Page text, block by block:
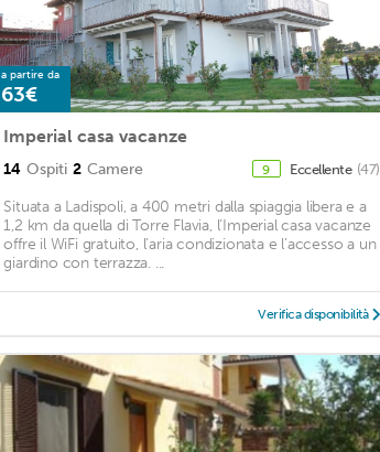
a partire da
63€
Imperial casa vacanze
14 Ospiti 2 Camere 9 Eccellente (47)
Situata a Ladispoli, a 400 metri dalla spiaggia libera e a
1,2 km da quella di Torre Flavia, l’Imperial casa vacanze
offre il WiFi gratuito, l’aria condizionata e l’accesso a un
giardino con terrazza. ...
Verifica disponibilità